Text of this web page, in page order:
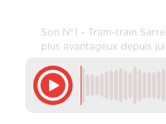
Son N°1 - Tram-train
plus avantageux depuis